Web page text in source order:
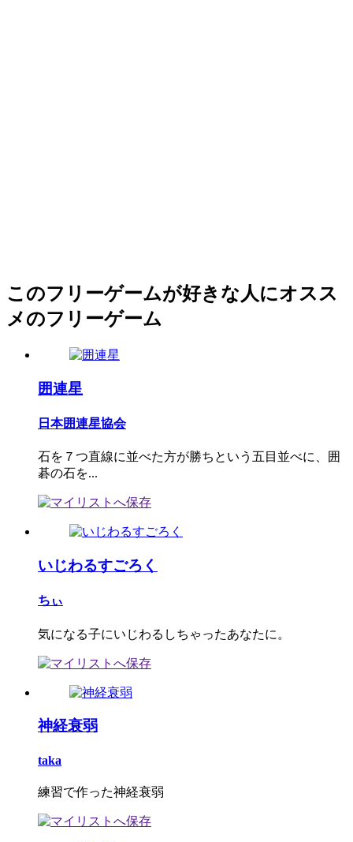
このフリーゲームが好きな人にオスス
メのフリーゲーム
囲連星
日本囲連星協会
石を７つ直線に並べた方が勝ちという五目並べに、囲
碁の石を...
いじわるすごろく
ちぃ
気になる子にいじわるしちゃったあなたに。
神経衰弱
taka
練習で作った神経衰弱